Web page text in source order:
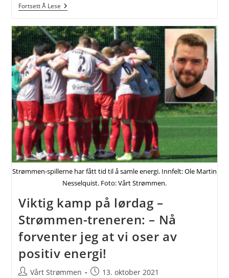
Fortsett Å LeseNervepirrende
På
Stadion
–
Og
Det
Forblir
Nervepirrende
(bildereportasje)
Strømmen-spillerne har fått tid til å samle energi. Innfelt: Ole Martin
Nesselquist. Foto: Vårt Strømmen.
Viktig kamp på lørdag –
Strømmen-treneren: – Nå
forventer jeg at vi oser av
positiv energi!
PostVårt Strømmen
Post13. oktober 2021